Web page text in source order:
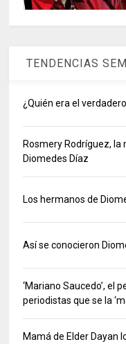
TENDENCIAS
¿Quién era el
Rosmery Rodríguez, la
Diomedes Díaz
Los hermanos de
Así se conocieron
‘Mariano Saucedo’, el
periodistas que se la
Mamá de Elder Dayan